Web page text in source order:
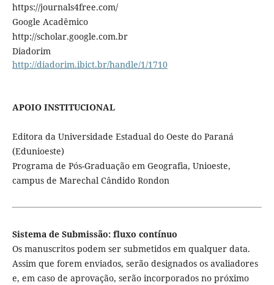
https://journals4free.com/
Google Acadêmico
http://scholar.google.com.br
Diadorim
http://diadorim.ibict.br/handle/1/1710
APOIO INSTITUCIONAL
Editora da Universidade Estadual do Oeste do Paraná
(Edunioeste)
Programa de Pós-Graduação em Geografia, Unioeste,
campus de Marechal Cândido Rondon
Sistema de Submissão: fluxo contínuo
Os manuscritos podem ser submetidos em qualquer data.
Assim que forem enviados, serão designados os avaliadores
e, em caso de aprovação, serão incorporados no próximo